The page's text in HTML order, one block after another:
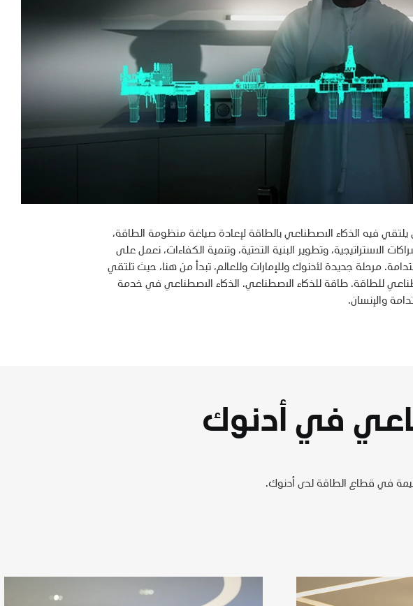
فيه الذكاء الاصطناعي بالطاقة لإعادة صياغة منظومة الطاقة،
الاستراتيجية، وتطوير البنية التحتية، وتنمية الكفاءات، نعمل على
مرحلة جديدة لأدنوك وللإمارات وللعالم، تبدأ من هنا، حيث تلتقي
للطاقة. طاقة للذكاء الاصطناعي. الذكاء الاصطناعي في خدمة
والإنسان.
في أدنوك
في قطاع الطاقة لدى أدنوك.